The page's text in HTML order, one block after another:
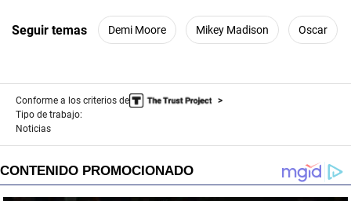
Seguir temas Demi Moore Mikey Madison Oscar
Conforme a los criterios de
Tipo de trabajo:
Noticias